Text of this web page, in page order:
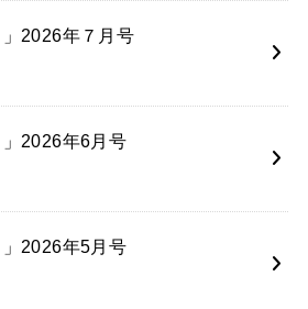
2026年７月号
2026年6月号
2026年5月号